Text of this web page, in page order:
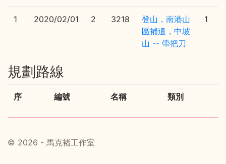
1 2020/02/01 2 3218
登山，南港山
區補遺，中坡
山 -- 帶把刀
1
規劃路線
序 編號 名稱 類別
© 2026 - 馬克褚工作室